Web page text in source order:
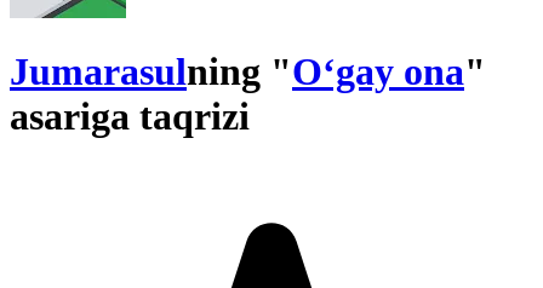
Jumarasulning "O‘gay ona"
asariga taqrizi